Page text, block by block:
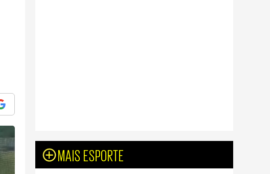
MAIS ESPORTE